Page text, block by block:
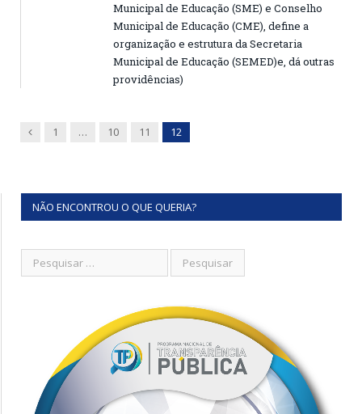
Municipal de Educação (SME) e Conselho
Municipal de Educação (CME), define a
organização e estrutura da Secretaria
Municipal de Educação (SEMED)e, dá outras
providências)
Previous
1 … 10 11 12
NÃO ENCONTROU O QUE QUERIA?